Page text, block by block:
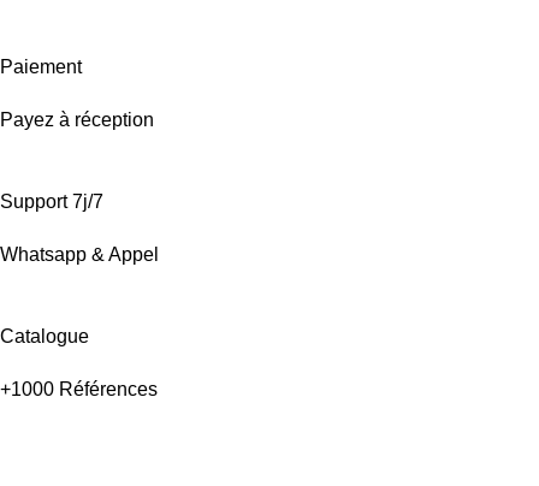
Paiement
Payez à réception
Support 7j/7
Whatsapp & Appel
Catalogue
+1000 Références